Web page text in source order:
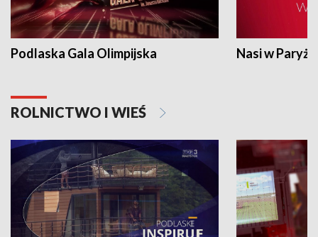
Podlaska Gala Olimpijska Nasi w Paryżu
ROLNICTWO I WIEŚ